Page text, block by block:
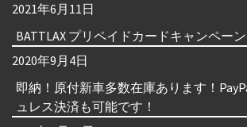
2021年6月11日
BATTLAX プリペイドカードキャンペーン
2020年9月4日
即納！原付新車多数在庫あります！
ュレス決済も可能です！